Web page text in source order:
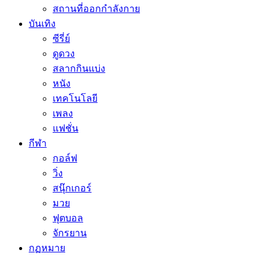
สถานที่ออกกำลังกาย
บันเทิง
ซีรี่ย์
ดูดวง
สลากกินแบ่ง
หนัง
เทคโนโลยี
เพลง
แฟชั่น
กีฬา
กอล์ฟ
วิ่ง
สนุ๊กเกอร์
มวย
ฟุตบอล
จักรยาน
กฏหมาย